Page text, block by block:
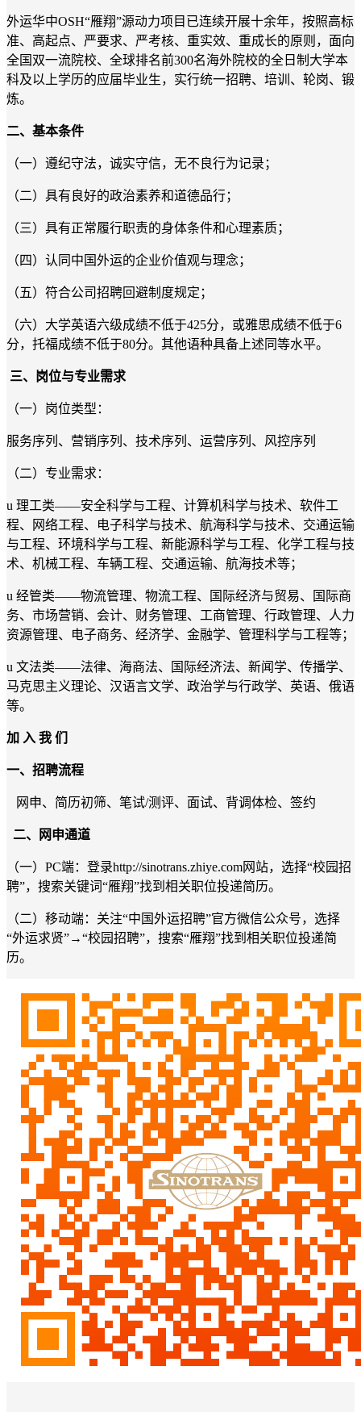
外运华中OSH“雁翔”源动力项目已连续开展十余年，按照高标
准、高起点、严要求、严考核、重实效、重成长的原则，面向
全国双一流院校、全球排名前300名海外院校的全日制大学本
科及以上学历的应届毕业生， 实行统一招聘、培训、轮岗、锻
炼。
二、基本条件
（一）遵纪守法，诚实守信，无不良行为记录；
（二）具有良好的政治素养和道德品行；
（三）具有正常履行职责的身体条件和心理素质；
（四）认同中国外运的企业价值观与理念；
（五）符合公司招聘回避制度规定 ；
（六）大学英语六级成绩不低于425分，或雅思成绩不低于6
分，托福成绩不低于80分。其他语种具备上述同等水平。
三、岗位与专业需求
（一）岗位类型 ：
服务序列、营销序列、技术序列、运营序列、风控序列
（二）专业需求：
u 理工类——安全科学与工程、计算机科学与技术、软件工
程、
网络工程、电子科学与技术、航海科学与技术、 交通运输
与工程、 环境科学与工程、 新能源科学与工程、 化学工程与技
术、机械工程、车辆工程、 交通运输、航海技术等；
u 经管类——物流管理、物流工程、国际经济与贸易、国际商
务、市场营销、会计、财务管理、 工商管理、行政管理、人力
资源管理、电子商务、经济学、金融学、管理科学与工程等；
u 文法类——法律、海商法、国际经济法、新闻学、传播学、
马克思主义理论、 汉语言文学、政治学与行政学、英语、俄语
等。
加 入 我 们
一、招聘流程
网申、简历初筛、笔试/测评、面试、背调体检、签约
二、网申通道
（一） PC端：登录http://sinotrans.zhiye.com网站， 选择“校园招
聘”， 搜索关键词“雁翔”找到相关职位投递简历。
（二）移动端：关注“中国外运招聘”官方微信公众号，选择
“外运求贤”→“校园招聘”，搜索“雁翔”找到相关职位投递简
历。